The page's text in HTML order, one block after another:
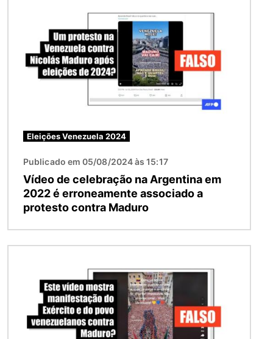
Eleições Venezuela 2024
Publicado em 05/08/2024 às 15:17
Vídeo de celebração na Argentina em
2022 é erroneamente associado a
protesto contra Maduro